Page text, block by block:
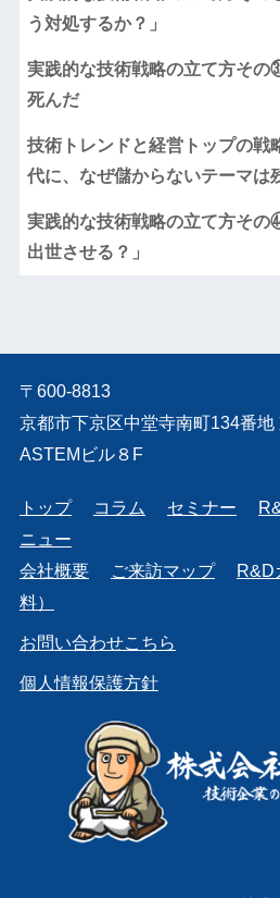
う対処するか？」
実践的な技術戦略の立て方その
死んだ
技術トレンドと経営トップの
代に、なぜ儲からないテーマは
実践的な技術戦略の立て方その
出世させる？」
〒600-8813
京都市下京区中堂寺南町134番地
ASTEMビル８F
トップ コラム セミナー
ニュー
会社概要
ご来訪マップ
R&D
料）
お問い合わせこちら
個人情報保護方針